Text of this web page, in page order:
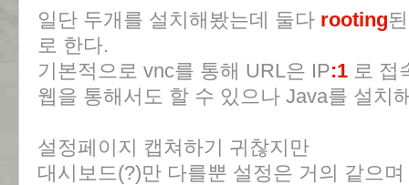
일단 두개를 설치해봤는데 둘다 rooting
로 한다.
기본적으로 vnc를 통해 URL은 IP:1 로 접
웹을 통해서도 할 수 있으나 Java를 설치
설정페이지 캡쳐하기 귀찮지만
대시보드(?)만 다를뿐 설정은 거의 같으며